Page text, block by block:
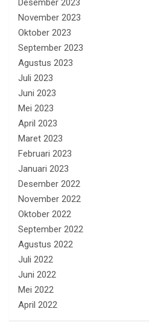
Desember 2023
November 2023
Oktober 2023
September 2023
Agustus 2023
Juli 2023
Juni 2023
Mei 2023
April 2023
Maret 2023
Februari 2023
Januari 2023
Desember 2022
November 2022
Oktober 2022
September 2022
Agustus 2022
Juli 2022
Juni 2022
Mei 2022
April 2022